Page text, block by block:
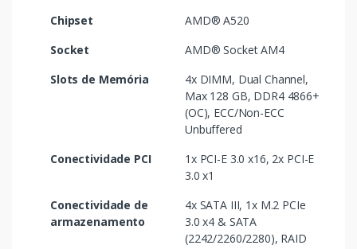
Chipset
AMD® A520
Socket
AMD® Socket AM4
Slots de Memória
4x DIMM, Dual Channel,
Max 128 GB, DDR4 4866+
(OC), ECC/Non-ECC
Unbuffered
Conectividade PCI
1x PCI-E 3.0 x16, 2x PCI-E
3.0 x1
Conectividade de
armazenamento
4x SATA III, 1x M.2 PCIe
3.0 x4 & SATA
(2242/2260/2280), RAID